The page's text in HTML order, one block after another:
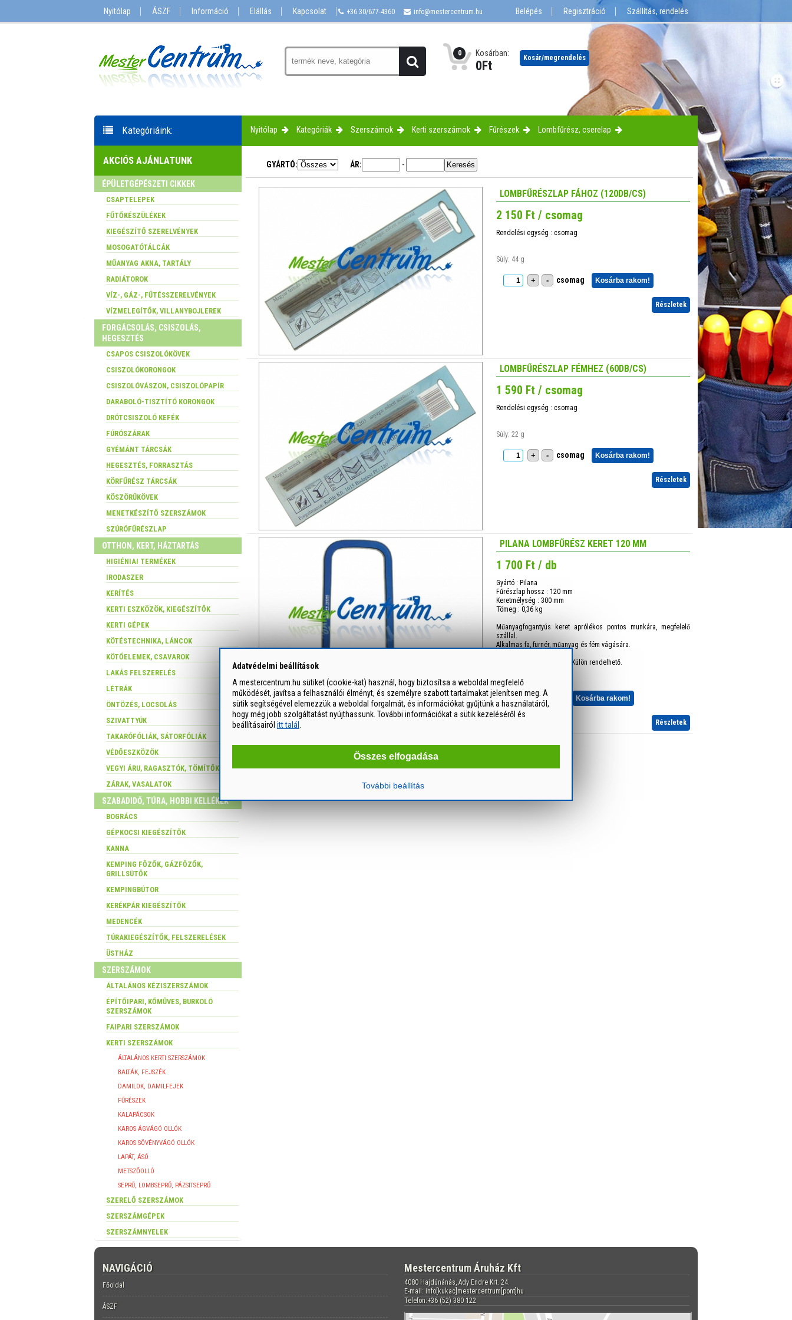
Nyitólap ÁSZF Információ Elállás Kapcsolat +36 30/677-4360 info@mestercentrum.hu Belépés Regisztráció Szállítás, rendelés
0 Kosárban:
0Ft
Kosár/megrendelés
Kategóriáink:
AKCIÓS AJÁNLATUNK
ÉPÜLETGÉPÉSZETI CIKKEK
CSAPTELEPEK
FŰTŐKÉSZÜLÉKEK
KIEGÉSZÍTŐ SZERELVÉNYEK
MOSOGATÓTÁLCÁK
MŰANYAG AKNA, TARTÁLY
RADIÁTOROK
VÍZ-, GÁZ-, FŰTÉSSZERELVÉNYEK
VÍZMELEGÍTŐK, VILLANYBOJLEREK
FORGÁCSOLÁS, CSISZOLÁS,
HEGESZTÉS
CSAPOS CSISZOLÓKÖVEK
CSISZOLÓKORONGOK
CSISZOLÓVÁSZON, CSISZOLÓPAPÍR
DARABOLÓ-TISZTÍTÓ KORONGOK
DRÓTCSISZOLÓ KEFÉK
FÚRÓSZÁRAK
GYÉMÁNT TÁRCSÁK
HEGESZTÉS, FORRASZTÁS
KÖRFŰRÉSZ TÁRCSÁK
KÖSZÖRŰKÖVEK
MENETKÉSZÍTŐ SZERSZÁMOK
SZÚRÓFŰRÉSZLAP
OTTHON, KERT, HÁZTARTÁS
HIGIÉNIAI TERMÉKEK
IRODASZER
KERÍTÉS
KERTI ESZKÖZÖK, KIEGÉSZÍTŐK
KERTI GÉPEK
KÖTÉSTECHNIKA, LÁNCOK
KÖTŐELEMEK, CSAVAROK
LAKÁS FELSZERELÉS
LÉTRÁK
ÖNTÖZÉS, LOCSOLÁS
SZIVATTYÚK
TAKARÓFÓLIÁK, SÁTORFÓLIÁK
VÉDŐESZKÖZÖK
VEGYI ÁRU, RAGASZTÓK, TÖMÍTŐK
ZÁRAK, VASALATOK
SZABADIDŐ, TÚRA, HOBBI KELLÉKEK
BOGRÁCS
GÉPKOCSI KIEGÉSZÍTŐK
KANNA
KEMPING FŐZŐK, GÁZFŐZŐK,
GRILLSÜTŐK
KEMPINGBÚTOR
KERÉKPÁR KIEGÉSZÍTŐK
MEDENCÉK
TÚRAKIEGÉSZÍTŐK, FELSZERELÉSEK
ÜSTHÁZ
SZERSZÁMOK
ÁLTALÁNOS KÉZISZERSZÁMOK
ÉPÍTŐIPARI, KŐMŰVES, BURKOLÓ
SZERSZÁMOK
FAIPARI SZERSZÁMOK
KERTI SZERSZÁMOK
ÁLTALÁNOS KERTI SZERSZÁMOK
BALTÁK, FEJSZÉK
DAMILOK, DAMILFEJEK
FŰRÉSZEK
KALAPÁCSOK
KAROS ÁGVÁGÓ OLLÓK
KAROS SÖVÉNYVÁGÓ OLLÓK
LAPÁT, ÁSÓ
METSZŐOLLÓ
SEPRŰ, LOMBSEPRŰ, PÁZSITSEPRŰ
SZERELŐ SZERSZÁMOK
SZERSZÁMGÉPEK
SZERSZÁMNYELEK
Adatvédelmi beállítások
A mestercentrum.hu sütiket (cookie-kat) használ, hogy biztosítsa a weboldal megfelelő
működését, javítsa a felhasználói élményt, és személyre szabott tartalmakat jelenítsen meg. A
sütik segítségével elemezzük a weboldal forgalmát, és információkat gyűjtünk a használatáról,
hogy még jobb szolgáltatást nyújthassunk. További információkat a sütik kezeléséről és
beállításairól itt talál
Összes elfogadása
További beállítás
Nyitólap Kategóriák Szerszámok Kerti szerszámok Fűrészek Lombfűrész, cserelap
GYÁRTÓ: ÁR: -
LOMBFŰRÉSZLAP FÁHOZ (120DB/CS)
2 150 Ft / csomag
Rendelési egység : csomag
Súly: 44 g
+ - csomag Kosárba rakom!
Részletek
LOMBFŰRÉSZLAP FÉMHEZ (60DB/CS)
1 590 Ft / csomag
Rendelési egység : csomag
Súly: 22 g
+ - csomag Kosárba rakom!
Részletek
PILANA LOMBFŰRÉSZ KERET 120 MM
1 700 Ft / db
Gyártó : Pilana
Fűrészlap hossz : 120 mm
Keretmélység : 300 mm
Tömeg : 0,36 kg
Műanyagfogantyús keret aprólékos pontos munkára, megfelelő
szállal.
Alkalmas fa, furnér, műanyag és fém vágására.
A fűrészlap nem tartozék. Külön rendelhető.
Súly: 291 g
+ - Kosárba rakom!
Részletek
NAVIGÁCIÓ
Főoldal
ÁSZF
Mestercentrum Áruház Kft
4080 Hajdúnánás, Ady Endre Krt. 24.
E-mail: info[kukac]mestercentrum[pont]hu
Telefon:+36 (52) 380 122